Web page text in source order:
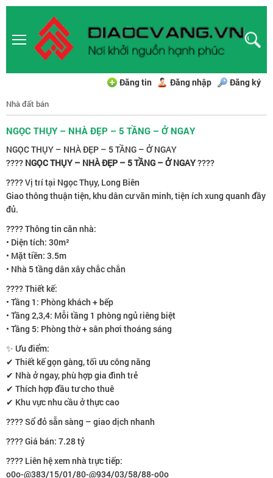
Đăng tin Đăng nhập Đăng ký
Nhà đất bán
NGỌC THỤY – NHÀ ĐẸP – 5 TẦNG – Ở NGAY
NGỌC THỤY – NHÀ ĐẸP – 5 TẦNG – Ở NGAY
???? NGỌC THỤY – NHÀ ĐẸP – 5 TẦNG – Ở NGAY????
???? Vị trí tại Ngọc Thụy, Long Biên
Giao thông thuận tiện, khu dân cư văn minh, tiện ích xung quanh đầy
đủ.
???? Thông tin căn nhà:
• Diện tích: 30m²
• Mặt tiền: 3.5m
• Nhà 5 tầng dân xây chắc chắn
???? Thiết kế:
• Tầng 1: Phòng khách + bếp
• Tầng 2,3,4: Mỗi tầng 1 phòng ngủ riêng biệt
• Tầng 5: Phòng thờ + sân phơi thoáng sáng
✨ Ưu điểm:
✔ Thiết kế gọn gàng, tối ưu công năng
✔ Nhà ở ngay, phù hợp gia đình trẻ
✔ Thích hợp đầu tư cho thuê
✔ Khu vực nhu cầu ở thực cao
???? Sổ đỏ sẵn sàng – giao dịch nhanh
???? Giá bán: 7.28 tỷ
???? Liên hệ xem nhà trực tiếp:
o0o-@383/15/01/80-@934/03/58/88-o0o